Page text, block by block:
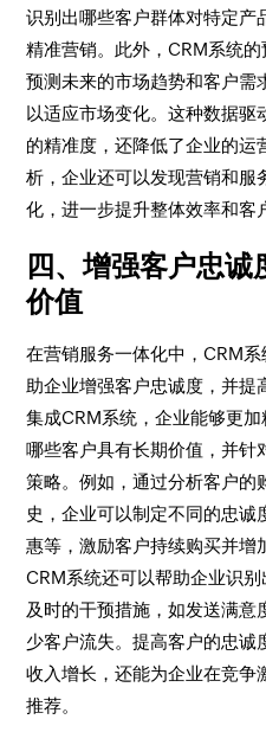
识别出哪些客户群体对特定产
精准营销。此外，CRM系统
预测未来的市场趋势和客户需
以适应市场变化。这种数据驱
的精准度，还降低了企业的运
析，企业还可以发现营销和服
化，进一步提升整体效率和客
四、增强客户忠诚
价值
在营销服务一体化中，CRM
助企业增强客户忠诚度，并提
集成CRM系统，企业能够更
哪些客户具有长期价值，并针
策略。例如，通过分析客户的
史，企业可以制定不同的忠
惠等，激励客户持续购买并增
CRM系统还可以帮助企业识
及时的干预措施，如发送满意
少客户流失。提高客户的忠诚
收入增长，还能为企业在竞争
推荐。